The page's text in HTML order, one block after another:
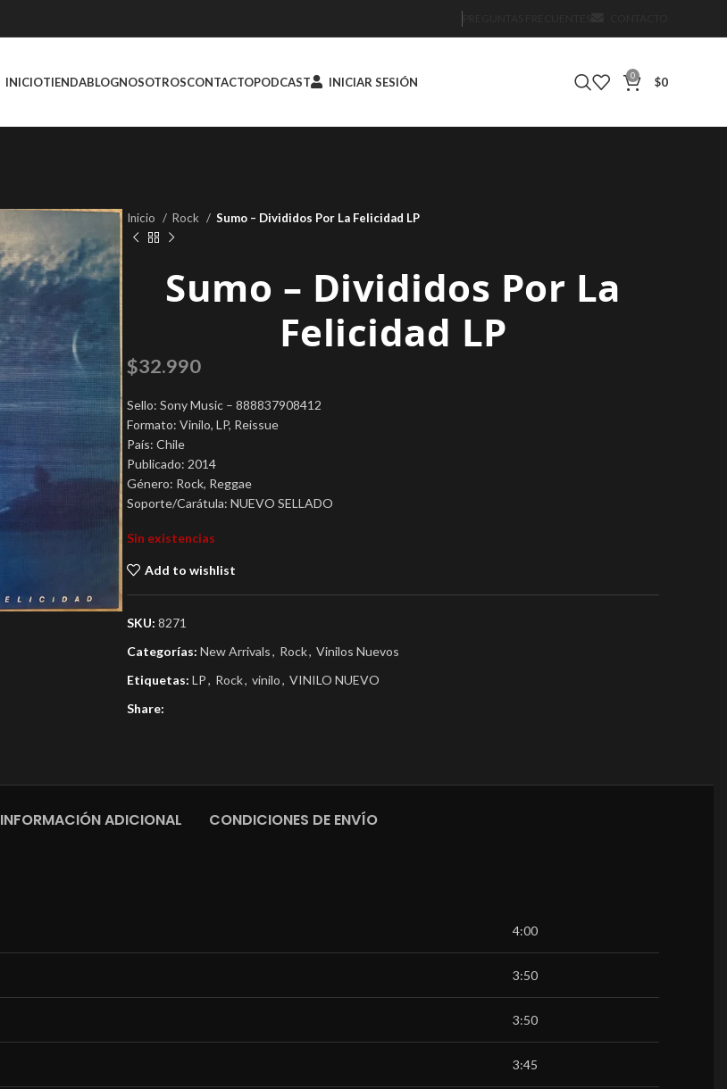
INICIOTIENDABLOGNOSOTROSCONTACTOPODCAST INICIAR SESIÓN 0 $0
Inicio Rock Sumo – Divididos Por La Felicidad LP
Sumo – Divididos Por La
Felicidad LP
$32.990
Sello: Sony Music – 888837908412
Formato: Vinilo, LP, Reissue
País: Chile
Publicado: 2014
Género: Rock, Reggae
Soporte/Carátula: NUEVO SELLADO
Sin existencias
Add to wishlist
SKU: 8271
Categorías: New Arrivals, Rock, Vinilos Nuevos
Etiquetas: LP, Rock, vinilo, VINILO NUEVO
Share:
INFORMACIÓN ADICIONAL CONDICIONES DE ENVÍO
4:00
3:50
3:50
3:45